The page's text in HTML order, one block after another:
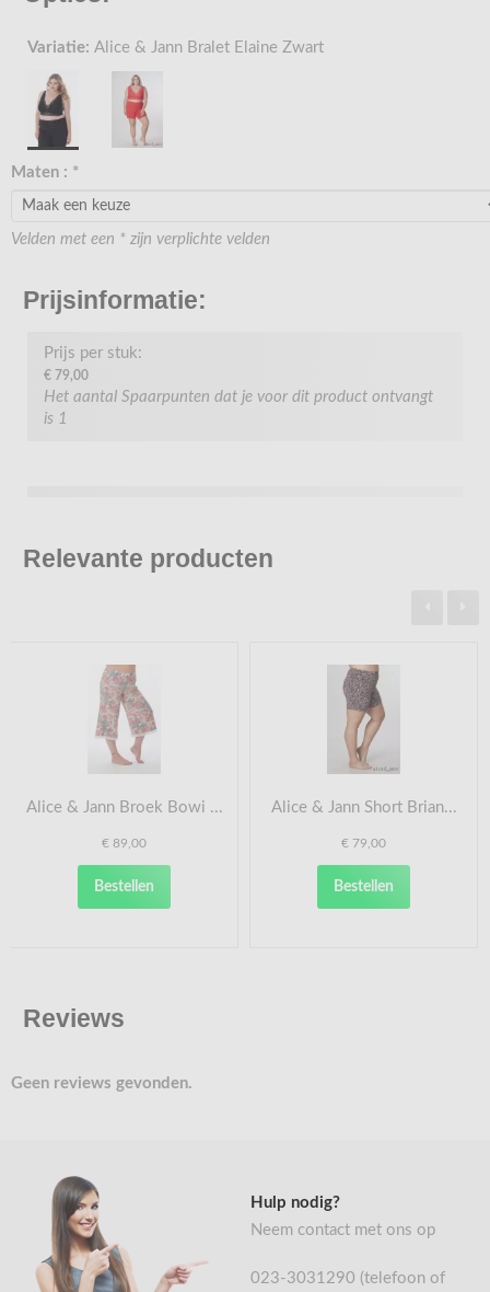
Variatie: Alice & Jann Bralet Elaine Zwart
Maten : *
Velden met een * zijn verplichte velden
Prijsinformatie:
Prijs per stuk:
€ 79,00
Het aantal Spaarpunten dat je voor dit product ontvangt
is 1
Relevante producten
Alice & Jann Broek Bowi ...
€ 89,00
Bestellen
Alice & Jann Short Brian...
€ 79,00
Bestellen
Reviews
Geen reviews gevonden.
Hulp nodig?
Neem contact met ons op
023-3031290 (telefoon of